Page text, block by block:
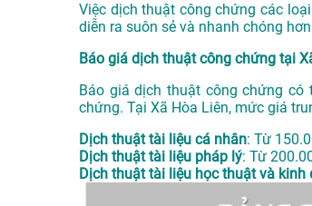
Việc dịch thuật công chứng các
diễn ra suôn sẻ và nhanh chóng
Báo giá dịch thuật công chứng tại
Báo giá dịch thuật công chứng
chứng. Tại Xã Hòa Liên, mức giá
Dịch thuật tài liệu cá nhân: Từ
Dịch thuật tài liệu pháp lý: Từ
Dịch thuật tài liệu học thuật và kinh